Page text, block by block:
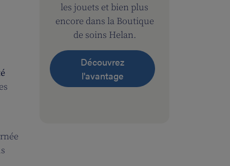
les jouets et bien plus
encore dans la Boutique
de soins Helan.
Découvrez
l'avantage